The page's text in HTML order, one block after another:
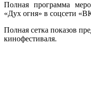
Полная программа
«Дух огня» в соцсети
Полная сетка показов
кинофестиваля.